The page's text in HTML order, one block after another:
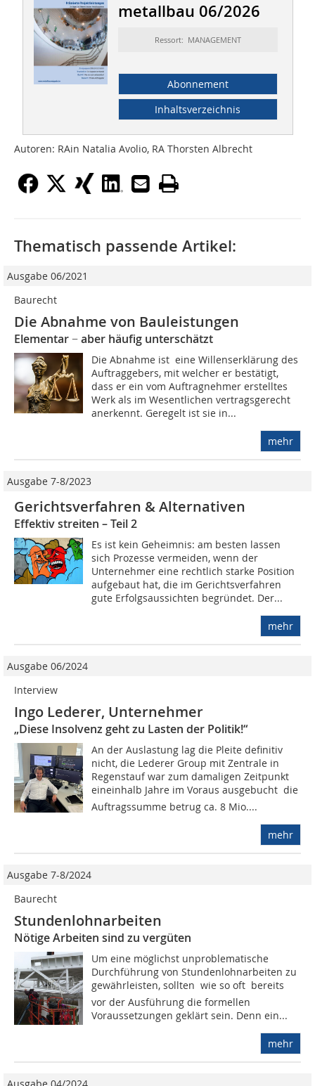
metallbau 06/2026
Ressort: MANAGEMENT
Abonnement
Inhaltsverzeichnis
Autoren: RAin Natalia Avolio, RA Thorsten Albrecht
Thematisch passende Artikel:
Ausgabe 06/2021
Baurecht
Die Abnahme von Bauleistungen
Elementar − aber häufig unterschätzt
Die Abnahme ist eine Willenserklärung des
Auftraggebers, mit welcher er bestätigt,
dass er ein vom Auftragnehmer erstelltes
Werk als im Wesentlichen vertragsgerecht
anerkennt. Geregelt ist sie in...
mehr
Ausgabe 7-8/2023
Gerichtsverfahren & Alternativen
Effektiv streiten – Teil 2
Es ist kein Geheimnis: am besten lassen
sich Prozesse vermeiden, wenn der
Unternehmer eine rechtlich starke Position
aufgebaut hat, die im Gerichtsverfahren
gute Erfolgsaussichten begründet. Der...
mehr
Ausgabe 06/2024
Interview
Ingo Lederer, Unternehmer
„Diese Insolvenz geht zu Lasten der Politik!“
An der Auslastung lag die Pleite definitiv
nicht, die Lederer Group mit Zentrale in
Regenstauf war zum damaligen Zeitpunkt
eineinhalb Jahre im Voraus ausgebucht  die
Auftragssumme betrug ca. 8 Mio....
mehr
Ausgabe 7-8/2024
Baurecht
Stundenlohnarbeiten
Nötige Arbeiten sind zu vergüten
Um eine möglichst unproblematische
Durchführung von Stundenlohnarbeiten zu
gewährleisten, sollten  wie so oft  bereits
vor der Ausführung die formellen
Voraussetzungen geklärt sein. Denn ein...
mehr